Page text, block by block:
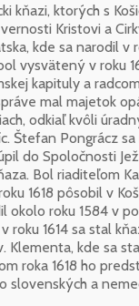
kňazi, ktorých s
Kristovi a
kde sa narodil v
vysvätený v roku
kapituly a
mal majetok
odkiaľ kvôli
Štefan Pongrácz
do Spoločnosti
Bol riaditeľom
1618 pôsobil v
okolo roku 1584 v
roku 1614 sa stal
Klementa, kde sa
roka 1618 ho
slovenských a